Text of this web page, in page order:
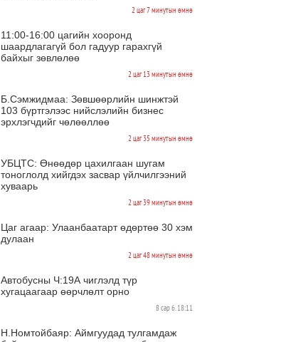
2 цаг 7 минутын өмнө
11:00-16:00 цагийн хооронд
шаардлагагүй бол гадуур гарахгүй
байхыг зөвлөлөө
2 цаг 13 минутын өмнө
Б.Сэмжидмаа: Зөвшөөрлийн шинжтэй
103 бүртгэлээс нийслэлийн бизнес
эрхлэгчдийг чөлөөллөө
2 цаг 35 минутын өмнө
УБЦТС: Өнөөдөр цахилгаан шугам
тоноглолд хийгдэх засвар үйлчилгээний
хуваарь
2 цаг 39 минутын өмнө
Цаг агаар: Улаанбаатарт өдөртөө 30 хэм
дулаан
2 цаг 48 минутын өмнө
Автобусны Ч:19А чиглэлд түр
хугацаагаар өөрчлөлт орно
8 сар 6. 18:11
Н.Номтойбаяр: Аймгуудад тулгамдаж